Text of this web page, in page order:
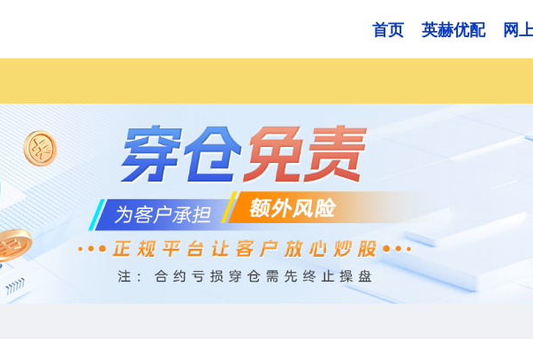
首页 英赫优配 网